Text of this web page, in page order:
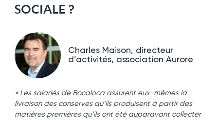
SOCIALE ?
Charles Maison, directeur
d’activités, association Aurore
« Les salariés de Bocaloca assurent eux-mêmes la
livraison des conserves qu’ils produisent à partir des
matières premières qu’ils ont été auparavant collecter